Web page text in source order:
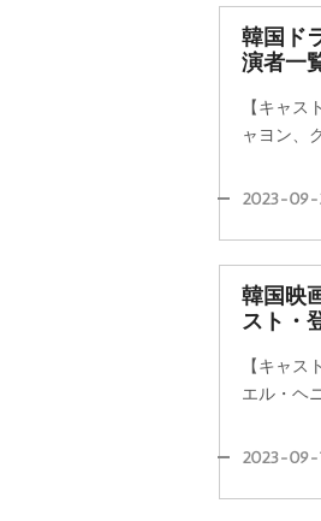
韓国ド
演者一
【キャ
ャヨン、
2023-09-
韓国映
スト・
【キャ
エル・ヘ
2023-09-